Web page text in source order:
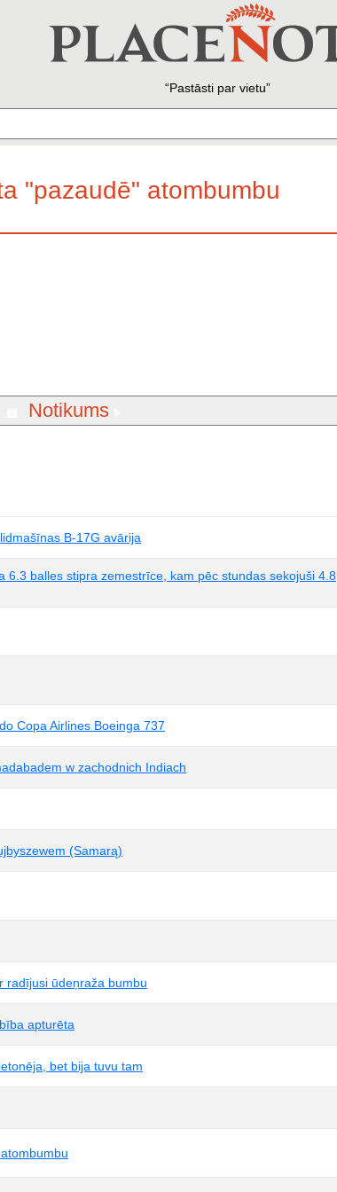
Pastāsti par vietu
"pazaudē" atombumbu
Notikums
B-17G avārija
balles stipra zemestrīce, kam pēc stundas sekojuši 4.8
Copa Airlines Boeinga 737
w zachodnich Indiach
(Samarą)
radījusi ūdeņraža bumbu
apturēta
bet bija tuvu tam